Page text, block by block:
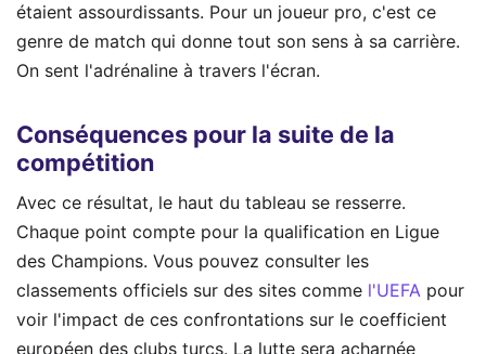
étaient assourdissants. Pour un joueur pro, c'est ce
genre de match qui donne tout son sens à sa carrière.
On sent l'adrénaline à travers l'écran.
Conséquences pour la suite de la
compétition
Avec ce résultat, le haut du tableau se resserre.
Chaque point compte pour la qualification en Ligue
des Champions. Vous pouvez consulter les
classements officiels sur des sites comme l'UEFA pour
voir l'impact de ces confrontations sur le coefficient
européen des clubs turcs. La lutte sera acharnée